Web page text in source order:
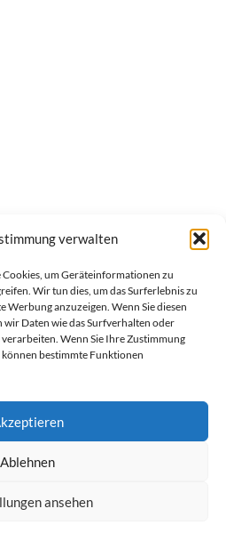
verwalten
um Geräteinformationen zu
Wir tun dies, um das Surferlebnis zu
Werbung anzuzeigen. Wenn Sie diesen
Daten wie das Surfverhalten oder
Wenn Sie Ihre Zustimmung
bestimmte Funktionen
Ablehnen
ansehen